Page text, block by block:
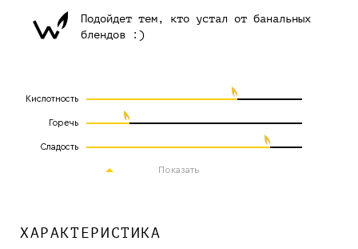
ХАРАКТЕРИСТИКА
Подойдет тем, кто устал от банальных
блендов :)
Кислотность
Горечь
Сладость
Показать